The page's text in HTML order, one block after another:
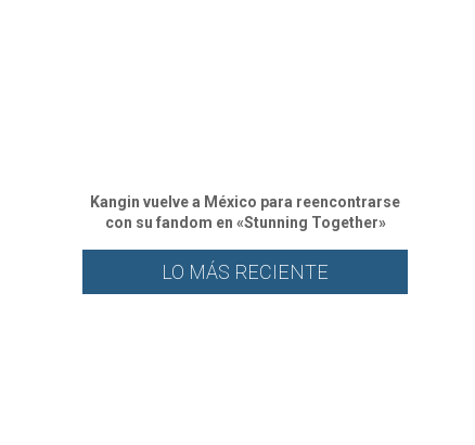
Kangin vuelve a México para reencontrarse
con su fandom en «Stunning Together»
LO MÁS RECIENTE